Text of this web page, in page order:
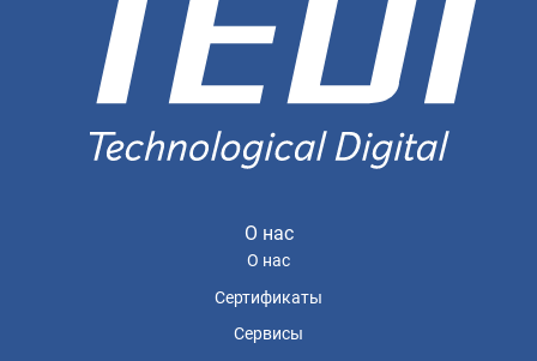
О нас
О нас
Сертификаты
Сервисы